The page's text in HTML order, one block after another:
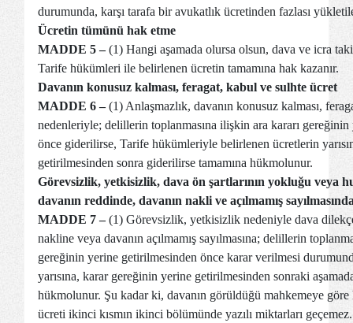
durumunda, karşı tarafa bir avukatlık ücretinden fazlası
Ücretin tümünü hak etme
MADDE 5 –(1) Hangi aşamada olursa olsun, dava ve icra
Tarife hükümleri ile belirlenen ücretin tamamına hak kazanır.
Davanın konusuz kalması, feragat, kabul ve sulhte ücret
MADDE 6 –(1) Anlaşmazlık, davanın konusuz kalması,
nedenleriyle; delillerin toplanmasına ilişkin ara kararı
önce giderilirse, Tarife hükümleriyle belirlenen ücretlerin
getirilmesinden sonra giderilirse tamamına hükmolunur.
Görevsizlik, yetkisizlik, dava ön şartlarının yokluğu veya
davanın reddinde, davanın nakli ve açılmamış
MADDE 7 –(1) Görevsizlik, yetkisizlik nedeniyle dava
nakline veya davanın açılmamış sayılmasına; delillerin
gereğinin yerine getirilmesinden önce karar verilmesi
yarısına, karar gereğinin yerine getirilmesinden sonraki
hükmolunur. Şu kadar ki, davanın görüldüğü mahkemeye
ücreti ikinci kısmın ikinci bölümünde yazılı miktarları geçemez.